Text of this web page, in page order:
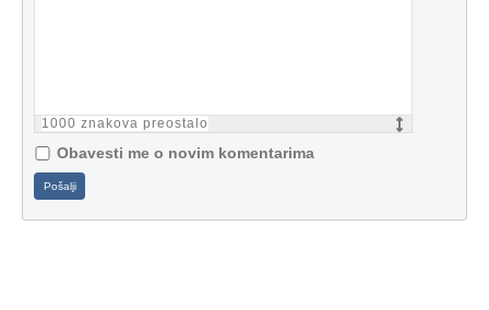
1000 znakova preostalo
Obavesti me o novim komentarima
Pošalji